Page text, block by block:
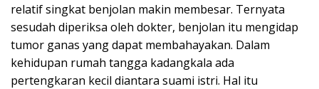
relatif singkat benjolan makin membesar. Ternyata
sesudah diperiksa oleh dokter, benjolan itu mengidap
tumor ganas yang dapat membahayakan. Dalam
kehidupan rumah tangga kadangkala ada
pertengkaran kecil diantara suami istri. Hal itu